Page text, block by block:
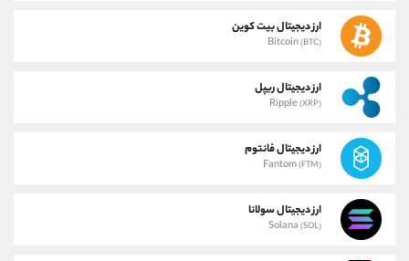
ارز دیجیتال بیت کوین
Bitcoin(BTC)
ارز دیجیتال ریپل
Ripple(XRP)
ارز دیجیتال فانتوم
Fantom(FTM)
ارز دیجیتال سولانا
Solana (SOL)